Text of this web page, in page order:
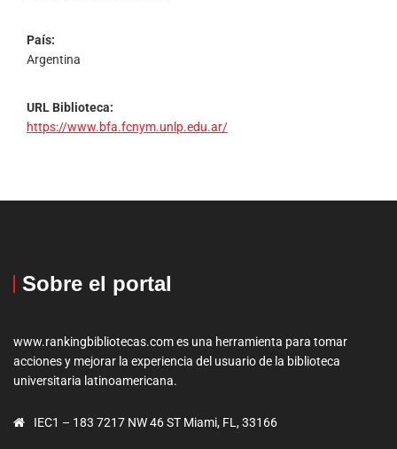
País:
Argentina
URL Biblioteca:
https://www.bfa.fcnym.unlp.edu.ar/
Sobre el portal
www.rankingbibliotecas.com es una herramienta para tomar
acciones y mejorar la experiencia del usuario de la biblioteca
universitaria latinoamericana.
IEC1 – 183 7217 NW 46 ST Miami, FL, 33166